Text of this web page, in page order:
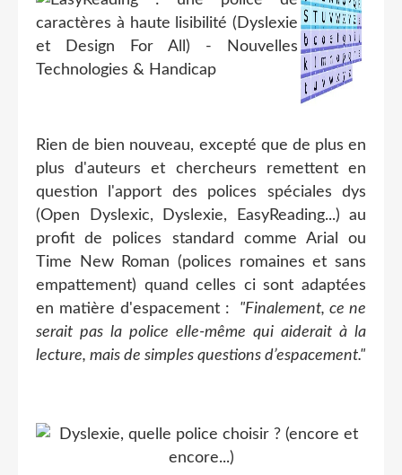
Rien de bien nouveau, excepté que de plus en
plus d'auteurs et chercheurs remettent en
question l'apport des polices spéciales dys
(Open Dyslexic, Dyslexie, EasyReading...) au
profit de polices standard comme Arial ou
Time New Roman (polices romaines et sans
empattement) quand celles ci sont adaptées
en matière d'espacement : "Finalement, ce ne
serait pas la police elle-même qui aiderait à la
lecture, mais de simples questions d’espacement."